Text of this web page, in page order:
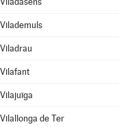
Vilademuls
Viladrau
Vilafant
Vilajuïga
Vilallonga de Ter